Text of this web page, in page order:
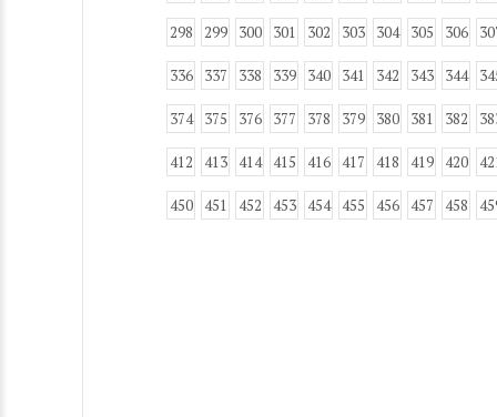
298 299 300 301 302 303 304 305 306
336 337 338 339 340 341 342 343 344
374 375 376 377 378 379 380 381 382
412 413 414 415 416 417 418 419 420
450 451 452 453 454 455 456 457 458